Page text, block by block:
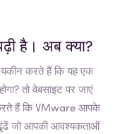
है। अब क्या?
यकीन करते हैं कि यह एक
तो वेबसाइट पर जाएं
हैं किVMwareआपके
जो आपकी आवश्यकताओं